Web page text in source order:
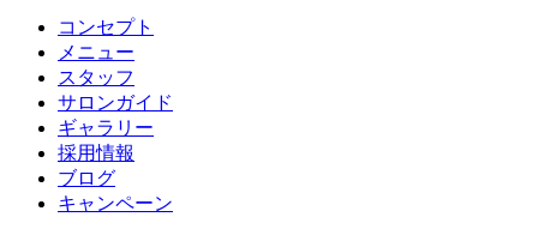
コンセプト
メニュー
スタッフ
サロンガイド
ギャラリー
採用情報
ブログ
キャンペーン